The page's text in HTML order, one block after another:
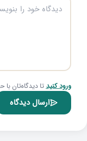
ورود کنیدتا دیدگاه‌تان
ارسال دیدگاه